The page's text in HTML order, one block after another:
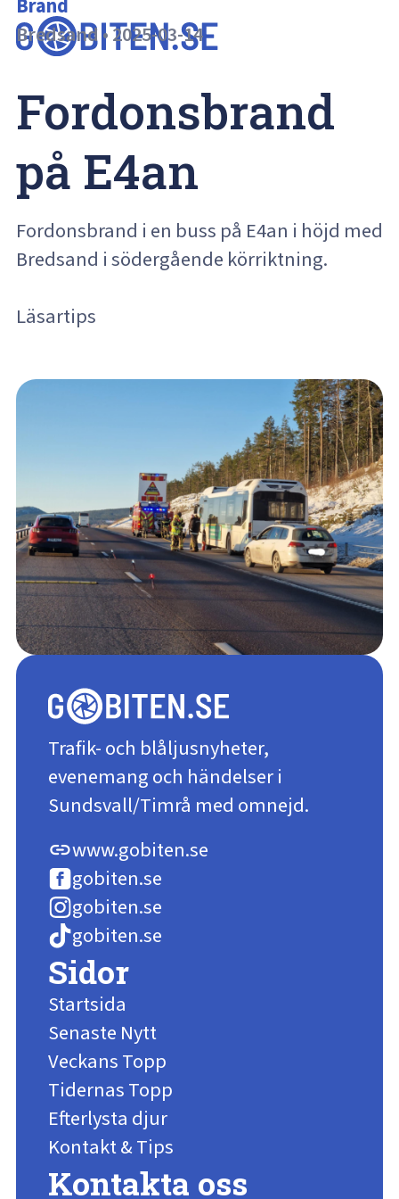
Brand
Bredsand•2025-03-14
Fordonsbrand
på E4an
Fordonsbrand i en buss på E4an i höjd med
Bredsand i södergående körriktning.
Läsartips
Trafik- och blåljusnyheter,
evenemang och händelser i
Sundsvall/Timrå med omnejd.
linkwww.gobiten.se
gobiten.se
gobiten.se
gobiten.se
Sidor
Startsida
Senaste Nytt
Veckans Topp
Tidernas Topp
Efterlysta djur
Kontakt & Tips
Kontakta oss